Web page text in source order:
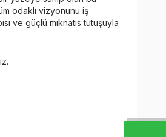
odaklı vizyonunu iş
ve güçlü mıknatıs tutuşuyla